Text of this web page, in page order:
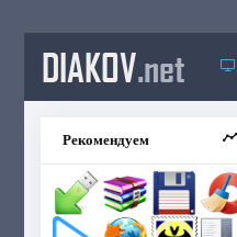
DIAKOV.net
Рекомендуем